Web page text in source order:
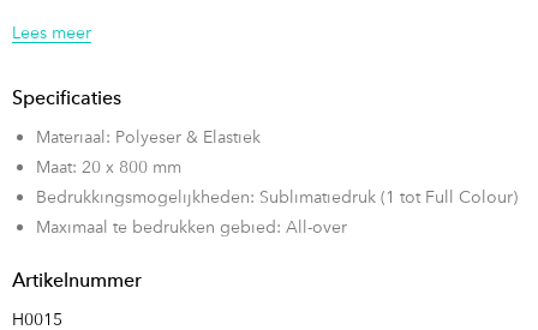
De afmetingen van de lanyard zijn standaard 20x800 mm, maar
beschikken ook over een veiligheidsclip in de nek voor de
veiligheid De diameters van de flexibele houder zijn ook variabel,
afhankelijk van het desinfectiemiddel dat u heeft - de
voorgestelde diameter voor een vloeistof van 50 ml is 20 mm.
Lees meer
Specificaties
Materiaal: Polyeser & Elastiek
Maat: 20 x 800 mm
Bedrukkingsmogelijkheden: Sublimatiedruk (1 tot Full Colour)
Maximaal te bedrukken gebied: All-over
Artikelnummer
H0015